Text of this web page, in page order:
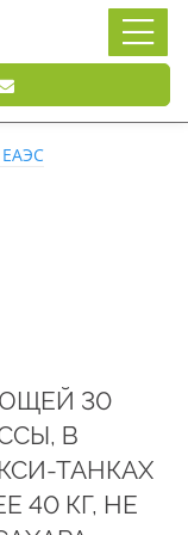
30
В
ТАНКАХ
40 КГ, НЕ